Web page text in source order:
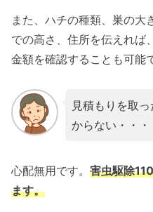
また、ハチの種類、巣の大
での高さ、住所を伝えれば
金額を確認することも可能
見積もりを取
からない・・・
心配無用です。 害虫駆除
ます。